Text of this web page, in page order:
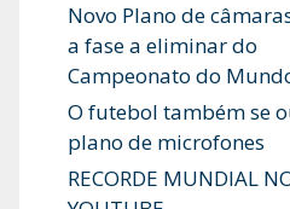
Novo Plano de
a fase a eliminar do
Campeonato do
O futebol também se
plano de microfones
RECORDE MUNDIAL